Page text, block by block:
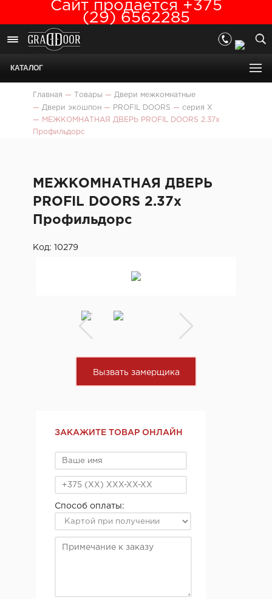
Сайт продается +375
(29) 6562285
КАТАЛОГ
Главная — Товары — Двери межкомнатные
— Двери экошпон — PROFIL DOORS — серия X
—
МЕЖКОМНАТНАЯ ДВЕРЬ PROFIL DOORS 2.37x
Профильдорс
МЕЖКОМНАТНАЯ ДВЕРЬ
PROFIL DOORS 2.37x
Профильдорс
Код: 10279
Вызвать замерщика
ЗАКАЖИТЕ ТОВАР ОНЛАЙН
Способ оплаты: